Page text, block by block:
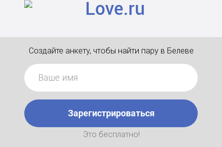
Создайте анкету, чтобы найти пару в Белеве
Зарегистрироваться
Это бесплатно!